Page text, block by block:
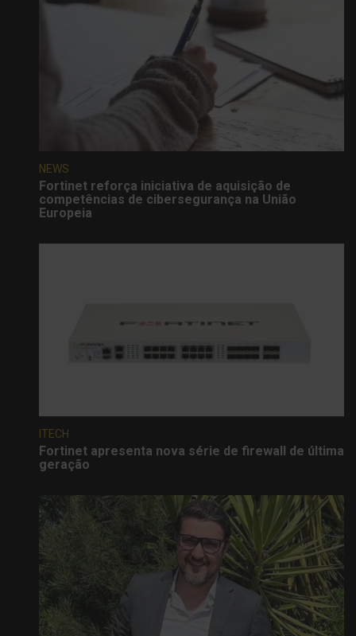
NEWS
Fortinet reforça iniciativa de aquisição de
competências de cibersegurança na União
Europeia
ITECH
Fortinet apresenta nova série de firewall de última
geração